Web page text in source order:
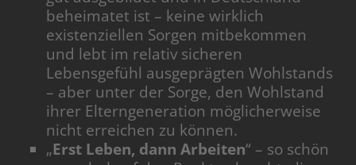
beheimatet ist – keine wirklich
existenziellen Sorgen mitbekommen
und lebt im relativ sicheren
Lebensgefühl ausgeprägten Wohlstands
– aber unter der Sorge, den Wohlstand
ihrer Elterngeneration möglicherweise
nicht erreichen zu können.
„Erst Leben, dann Arbeiten“ – so schön